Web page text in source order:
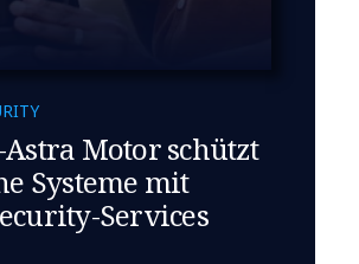
Astra Motor schützt
Systeme mit
Services